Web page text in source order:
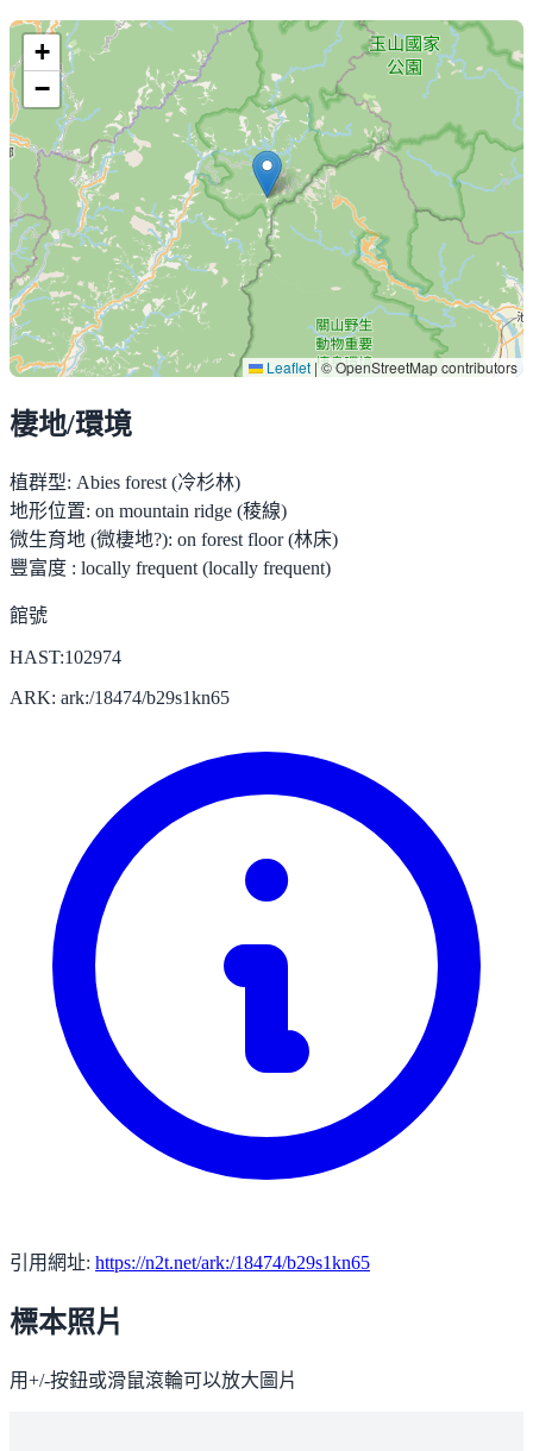
+
−
Leaflet |© OpenStreetMap contributors
棲地/環境
植群型: Abies forest (冷杉林)
地形位置: on mountain ridge (稜線)
微生育地 (微棲地?): on forest floor (林床)
豐富度 : locally frequent (locally frequent)
館號
HAST:102974
ARK: ark:/18474/b29s1kn65
引用網址: https://n2t.net/ark:/18474/b29s1kn65
標本照片
用+/-按鈕或滑鼠滾輪可以放大圖片